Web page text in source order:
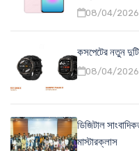
08/04/2026
কসপেটের নতুন
08/04/2026
ডিজিটাল
মাস্টারক্লাস